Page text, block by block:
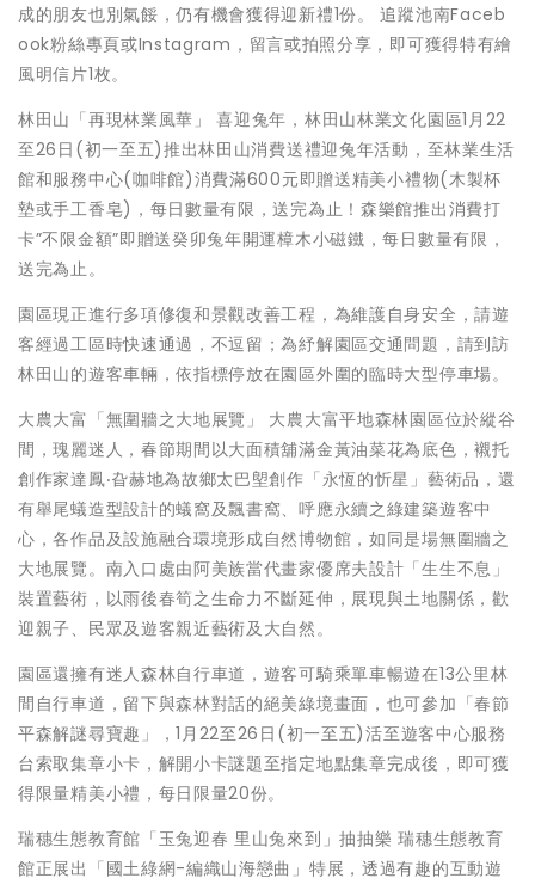
成的朋友也別氣餒，仍有機會獲得迎新禮1份。 追蹤池南Faceb
ook粉絲專頁或Instagram，留言或拍照分享，即可獲得特有繪
風明信片1枚。
林田山「再現林業風華」 喜迎兔年，林田山林業文化園區1月22
至26日(初一至五)推出林田山消費送禮迎兔年活動，至林業生活
館和服務中心(咖啡館)消費滿600元即贈送精美小禮物(木製杯
墊或手工香皂)，每日數量有限，送完為止！森樂館推出消費打
卡”不限金額”即贈送癸卯兔年開運樟木小磁鐵，每日數量有限，
送完為止。
園區現正進行多項修復和景觀改善工程，為維護自身安全，請遊
客經過工區時快速通過，不逗留；為紓解園區交通問題，請到訪
林田山的遊客車輛，依指標停放在園區外圍的臨時大型停車場。
大農大富「無圍牆之大地展覽」 大農大富平地森林園區位於縱谷
間，瑰麗迷人，春節期間以大面積舖滿金黃油菜花為底色，襯托
創作家達鳳‧旮赫地為故鄉太巴塱創作「永恆的忻星」藝術品，還
有舉尾蟻造型設計的蟻窩及飄書窩、呼應永續之綠建築遊客中
心，各作品及設施融合環境形成自然博物館，如同是場無圍牆之
大地展覽。南入口處由阿美族當代畫家優席夫設計「生生不息」
裝置藝術，以雨後春筍之生命力不斷延伸，展現與土地關係，歡
迎親子、民眾及遊客親近藝術及大自然。
園區還擁有迷人森林自行車道，遊客可騎乘單車暢遊在13公里林
間自行車道，留下與森林對話的絕美綠境畫面，也可參加「春節
平森解謎尋寶趣」，1月22至26日(初一至五)活至遊客中心服務
台索取集章小卡，解開小卡謎題至指定地點集章完成後，即可獲
得限量精美小禮，每日限量20份。
瑞穗生態教育館「玉兔迎春 里山兔來到」抽抽樂 瑞穗生態教育
館正展出「國土綠網-編織山海戀曲」特展，透過有趣的互動遊